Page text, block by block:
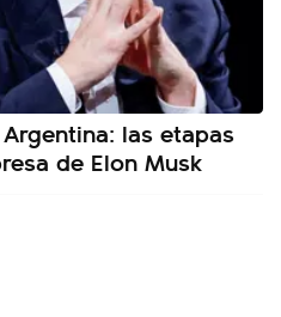
las etapas
de Elon Musk